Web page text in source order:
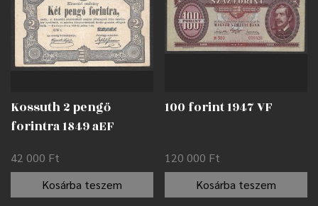
Kossuth 2 pengő
forintra 1849 aEF
42 000 Ft
Kosárba teszem
100 forint 1947 VF
120 000 Ft
Kosárba teszem